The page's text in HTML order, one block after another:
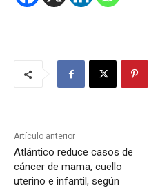
Artículo anterior
Atlántico reduce casos de
cáncer de mama, cuello
uterino e infantil, según